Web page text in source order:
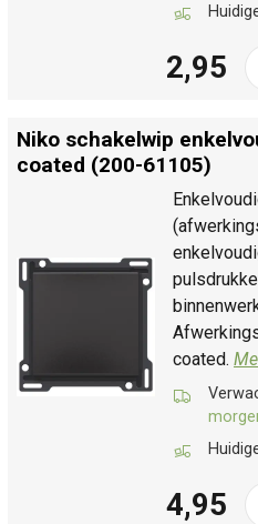
2,95
Niko schakelwip
coated (200-61105)
coated.
4,95